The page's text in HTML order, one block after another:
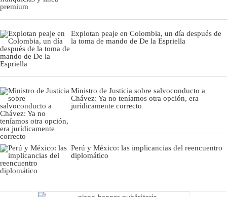
Explotan peaje en Colombia, un día después de
la toma de mando de De la Espriella
Ministro de Justicia sobre salvoconducto a
Chávez: Ya no teníamos otra opción, era
jurídicamente correcto
Perú y México: las implicancias del reencuentro
diplomático